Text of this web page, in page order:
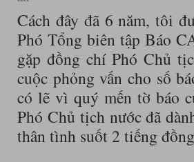
Cách đây đã 6 năm, tôi
Phó Tổng biên tập Báo
gặp đồng chí Phó Chủ
cuộc phỏng vấn cho số
có lẽ vì quý mến tờ báo
Phó Chủ tịch nước đã
thân tình suốt 2 tiếng